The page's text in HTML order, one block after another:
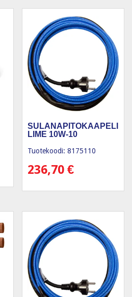
SULANAPITOKAAPELI
LIME 10W-10
Tuotekoodi: 8175110
236,70€